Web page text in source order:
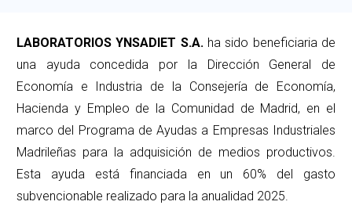
LABORATORIOS YNSADIET S.A. ha sido beneficiaria de
una ayuda concedida por la Dirección General de
Economía e Industria de la Consejería de Economía,
Hacienda y Empleo de la Comunidad de Madrid, en el
marco del Programa de Ayudas a Empresas Industriales
Madrileñas para la adquisición de medios productivos.
Esta ayuda está financiada en un 60% del gasto
subvencionable realizado para la anualidad 2025.